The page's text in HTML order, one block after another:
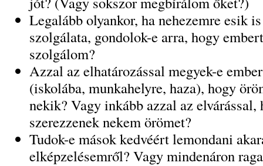
Legalább olyankor, ha nehezemre esik
szolgálata, gondolok-e arra, hogy
szolgálom?
Azzal az elhatározással megyek-e
(iskolába, munkahelyre, haza), hogy
nekik? Vagy inkább azzal az elvárással,
szerezzenek nekem örömet?
Tudok-e mások kedvéért lemondani
elképzelésemről? Vagy mindenáron